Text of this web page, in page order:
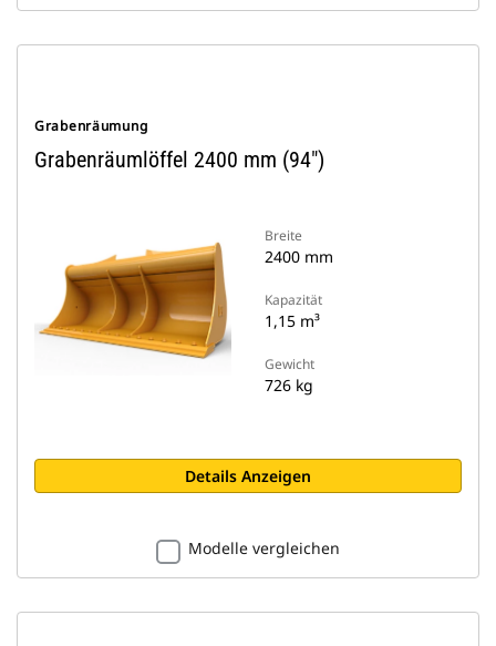
Grabenräumung
Grabenräumlöffel 2400 mm (94")
Breite
2400 mm
Kapazität
1,15 m³
Gewicht
726 kg
Details Anzeigen
Modelle vergleichen